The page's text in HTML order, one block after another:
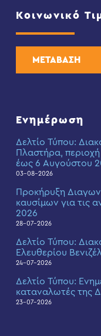
Κοινωνικό
ΜΕΤΑΒΑΣΗ
Ενημέρωση
Δελτίο Τύπου:
Πλαστήρα,
έως 6 Αυγούστου
03-08-2026
Προκήρυξη
καυσίμων για τις
2026
28-07-2026
Δελτίο Τύπου:
Ελευθερίου
24-07-2026
Δελτίο Τύπου:
καταναλωτές της
23-07-2026